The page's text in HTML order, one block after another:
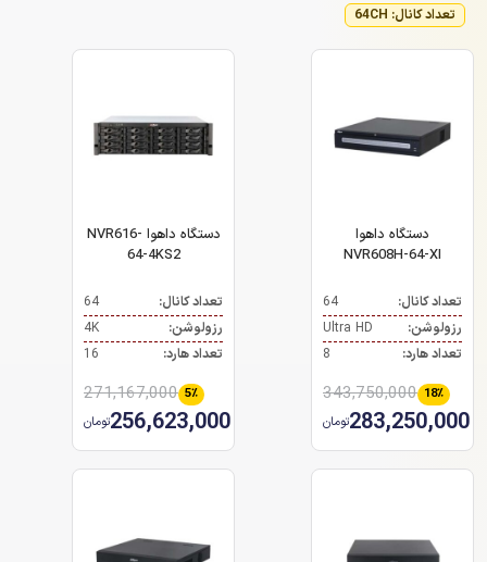
تعداد کانال: 64CH
دستگاه داهوا
NVR608H-64-XI
تعداد کانال:
64
رزولوشن:
Ultra HD
تعداد هارد:
8
18٪ 343,750,000
283,250,000تومان
دستگاه داهوا NVR616-
64-4KS2
تعداد کانال:
64
رزولوشن:
4K
تعداد هارد:
16
5٪ 271,167,000
256,623,000تومان